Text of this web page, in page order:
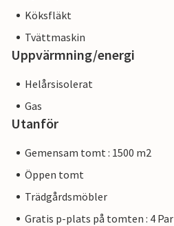
Köksfläkt
Tvättmaskin
Uppvärmning/energi
Helårsisolerat
Gas
Utanför
Gemensam tomt : 1500 m2
Öppen tomt
Trädgårdsmöbler
Gratis p-plats på tomten : 4